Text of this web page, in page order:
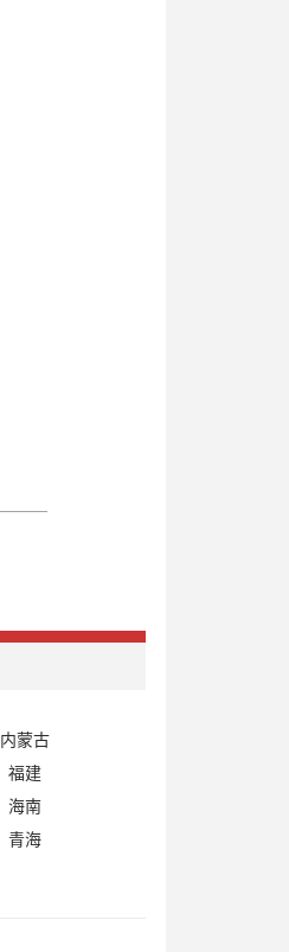
内蒙古
福建
海南
青海